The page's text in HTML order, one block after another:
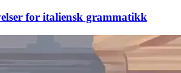
for italiensk grammatikk